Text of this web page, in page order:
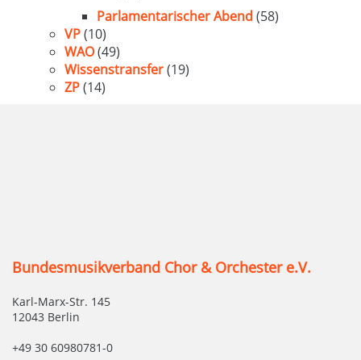
Parlamentarischer Abend (58)
VP(10)
WAO(49)
Wissenstransfer(19)
ZP(14)
Bundesmusikverband Chor & Orchester e.V.
Karl-Marx-Str. 145
12043 Berlin
+49 30 60980781-0